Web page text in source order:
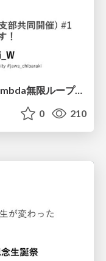
(全日本人)待望のS3トリガーの Lambda無限ループ対応について / chibaraki-1
0 210